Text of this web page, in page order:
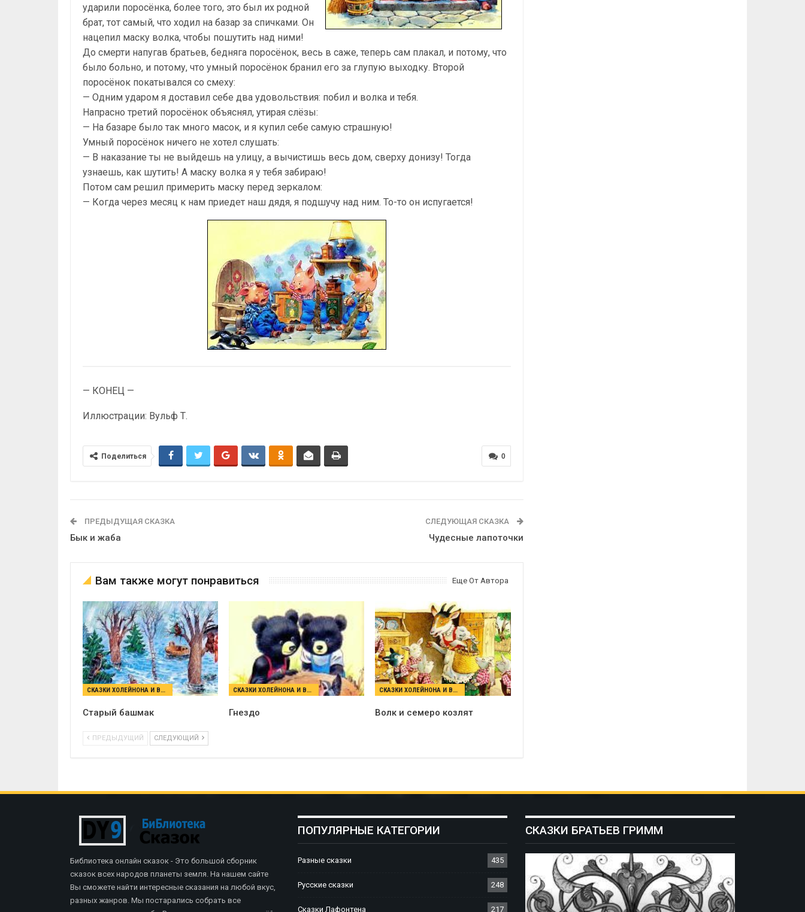
ударили поросёнка, более того, это был их родной
брат, тот самый, что ходил на базар за спичками. Он
нацепил маску волка, чтобы пошутить над ними!
До смерти напугав братьев, бедняга поросёнок, весь в саже, теперь сам плакал, и потому, что
было больно, и потому, что умный поросёнок бранил его за глупую выходку. Второй
поросёнок покатывался со смеху:
— Одним ударом я доставил себе два удовольствия: побил и волка и тебя.
Напрасно третий поросёнок объяснял, утирая слёзы:
— На базаре было так много масок, и я купил себе самую страшную!
Умный поросёнок ничего не хотел слушать:
— В наказание ты не выйдешь на улицу, а вычистишь весь дом, сверху донизу! Тогда
узнаешь, как шутить! А маску волка я у тебя забираю!
Потом сам решил примерить маску перед зеркалом:
— Когда через месяц к нам приедет наш дядя, я подшучу над ним. То-то он испугается!
— КОНЕЦ —
Иллюстрации: Вульф Т.
0
Поделиться
ПРЕДЫДУЩАЯ СКАЗКА
Бык и жаба
СЛЕДУЮЩАЯ СКАЗКА
Чудесные лапоточки
Вам также могут понравиться Еще От Автора
СКАЗКИ ХОЛЕЙНОНА И ВУЛЬФА
Старый башмак
СКАЗКИ ХОЛЕЙНОНА И ВУЛЬФА
Гнездо
СКАЗКИ ХОЛЕЙНОНА И ВУЛЬФА
Волк и семеро козлят
ПРЕДЫДУЩИЙ СЛЕДУЮЩИЙ
Библиотека онлайн сказок - Это большой сборник
сказок всех народов планеты земля. На нашем сайте
Вы сможете найти интересные сказания на любой вкус,
разных жанров. Мы постарались собрать все
ПОПУЛЯРНЫЕ КАТЕГОРИИ
Разные сказки 435
Русские сказки 248
Сказки Лафонтена 217
СКАЗКИ БРАТЬЕВ ГРИММ